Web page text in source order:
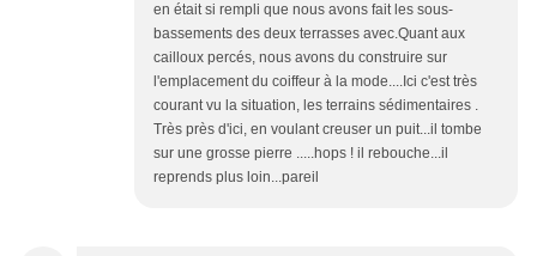
en était si rempli que nous avons fait les sous-
bassements des deux terrasses avec.Quant aux
cailloux percés, nous avons du construire sur
l'emplacement du coiffeur à la mode....Ici c'est très
courant vu la situation, les terrains sédimentaires .
Très près d'ici, en voulant creuser un puit...il tombe
sur une grosse pierre .....hops ! il rebouche...il
reprends plus loin...pareil